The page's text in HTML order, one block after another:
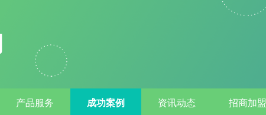
产品服务 成功案例 资讯动态 招商加盟